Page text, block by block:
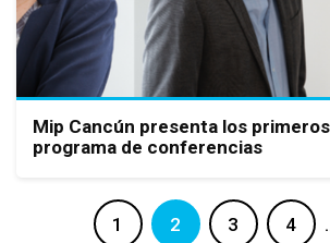
Mip Cancún presenta los
programa de conferencias
1 2 3 4